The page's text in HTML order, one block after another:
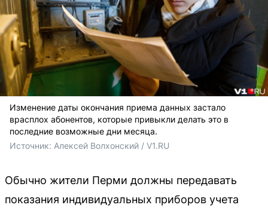
Изменение даты окончания приема данных застало
врасплох абонентов, которые привыкли делать это в
последние возможные дни месяца.
Источник: Алексей Волхонский / V1.RU
Обычно жители Перми должны передавать
показания индивидуальных приборов учета